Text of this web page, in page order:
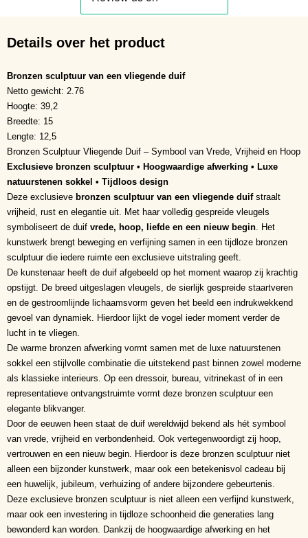
Details over het product
Bronzen sculptuur van een vliegende duif
Netto gewicht: 2.76
Hoogte: 39,2
Breedte: 15
Lengte: 12,5
Bronzen Sculptuur Vliegende Duif – Symbool van Vrede, Vrijheid en Hoop
Exclusieve bronzen sculptuur • Hoogwaardige afwerking • Luxe
natuurstenen sokkel • Tijdloos design
Deze exclusieve bronzen sculptuur van een vliegende duifstraalt
vrijheid, rust en elegantie uit. Met haar volledig gespreide vleugels
symboliseert de duif vrede, hoop, liefde en een nieuw begin . Het
kunstwerk brengt beweging en verfijning samen in een tijdloze bronzen
sculptuur die iedere ruimte een exclusieve uitstraling geeft.
De kunstenaar heeft de duif afgebeeld op het moment waarop zij krachtig
opstijgt. De breed uitgeslagen vleugels, de sierlijk gespreide staartveren
en de gestroomlijnde lichaamsvorm geven het beeld een indrukwekkend
gevoel van dynamiek. Hierdoor lijkt de vogel ieder moment verder de
lucht in te vliegen.
De warme bronzen afwerking vormt samen met de luxe natuurstenen
sokkel een stijlvolle combinatie die uitstekend past binnen zowel moderne
als klassieke interieurs. Op een dressoir, bureau, vitrinekast of in een
representatieve ontvangstruimte vormt deze bronzen sculptuur een
elegante blikvanger.
Door de eeuwen heen staat de duif wereldwijd bekend als hét symbool
van vrede, vrijheid en verbondenheid. Ook vertegenwoordigt zij hoop,
vertrouwen en een nieuw begin. Hierdoor is deze bronzen sculptuur niet
alleen een bijzonder kunstwerk, maar ook een betekenisvol cadeau bij
een huwelijk, jubileum, verhuizing of andere bijzondere gebeurtenis.
Deze exclusieve bronzen sculptuur is niet alleen een verfijnd kunstwerk,
maar ook een investering in tijdloze schoonheid die generaties lang
bewonderd kan worden. Dankzij de hoogwaardige afwerking en het